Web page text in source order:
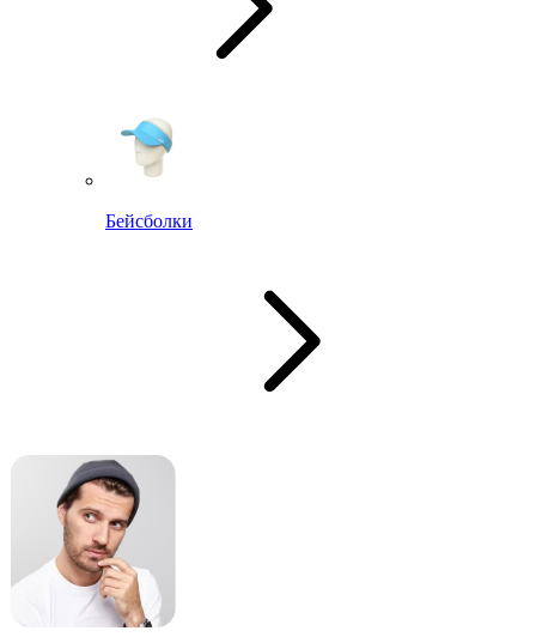
Бейсболки